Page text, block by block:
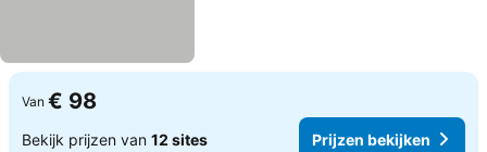
Van € 98
Bekijk prijzen van 12 sites Prijzen bekijken